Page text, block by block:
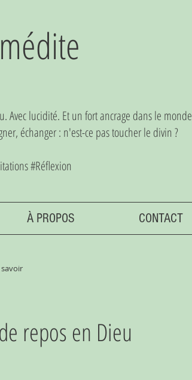
Avec lucidité. Et un fort ancrage dans le monde
échanger : n'est-ce pas toucher le divin ?
#Réflexion
À PROPOS CONTACT
repos en Dieu